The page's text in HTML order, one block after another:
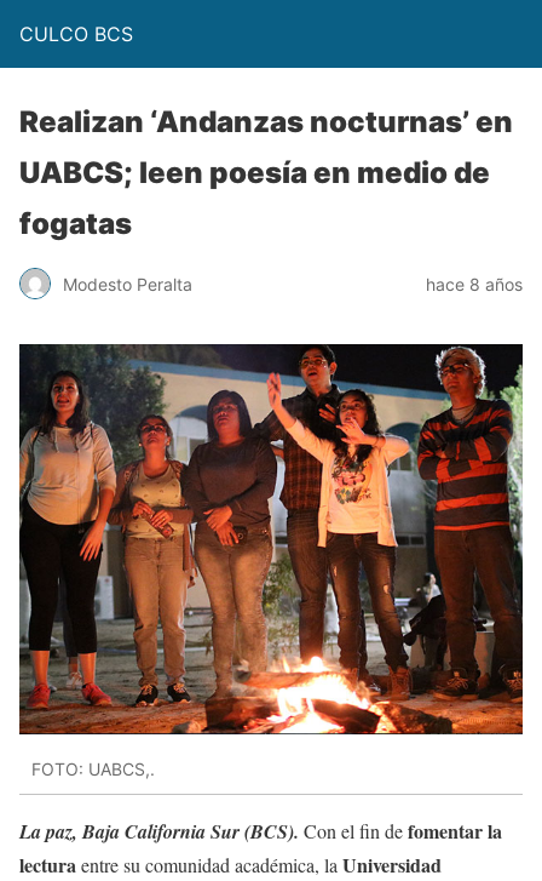
CULCO BCS
Realizan ‘Andanzas nocturnas’ en
UABCS; leen poesía en medio de
fogatas
Modesto Peralta hace 8 años
FOTO: UABCS,.
La paz, Baja California Sur (BCS). Con el fin defomentar la
lecturaentre su comunidad académica, la Universidad